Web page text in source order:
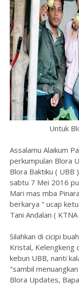
Untuk
Assalamu Alaikum
perkumpulan Blora
Blora Baktiku ( UBB
sabtu 7 Mei 2016
Mari mas mba
berkarya " ucap
Tani Andalan (
Silahkan di cicipi
Kristal, Kelengkeng
kebun UBB, nanti
"sambil
Blora Updates,